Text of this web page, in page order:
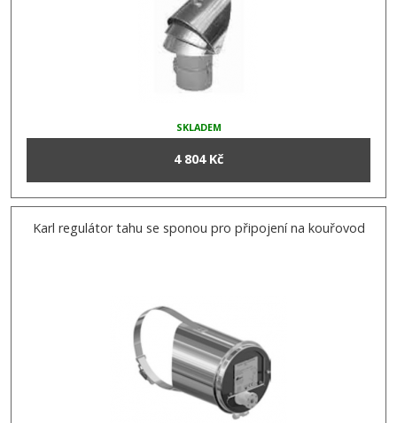
SKLADEM
4 804 Kč
Karl regulátor tahu se sponou pro připojení na kouřovod